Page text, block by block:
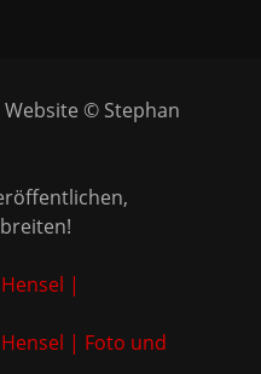
© Stephan
|
| Foto und